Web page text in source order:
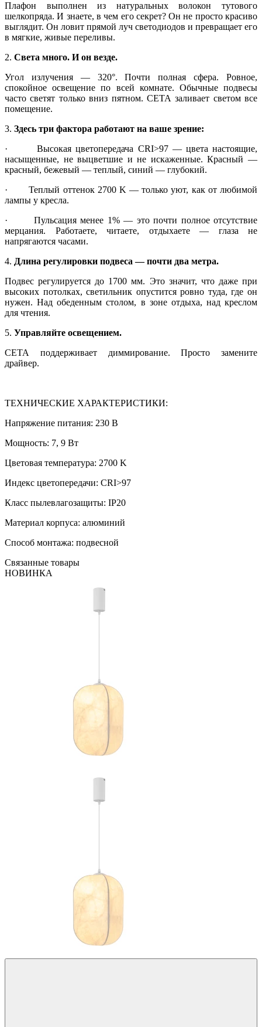
Плафон выполнен из натуральных волокон тутового
шелкопряда. И знаете, в чем его секрет? Он не просто красиво
выглядит. Он ловит прямой луч светодиодов и превращает его
в мягкие, живые переливы.
2. Света много. И он везде.
Угол излучения — 320°. Почти полная сфера. Ровное,
спокойное освещение по всей комнате. Обычные подвесы
часто светят только вниз пятном. СЕТА заливает светом все
помещение.
3. Здесь три фактора работают на ваше зрение:
· Высокая цветопередача CRI>97 — цвета настоящие,
насыщенные, не выцветшие и не искаженные. Красный —
красный, бежевый — теплый, синий — глубокий.
· Теплый оттенок 2700 K — только уют, как от любимой
лампы у кресла.
· Пульсация менее 1% — это почти полное отсутствие
мерцания. Работаете, читаете, отдыхаете — глаза не
напрягаются часами.
4. Длина регулировки подвеса — почти два метра.
Подвес регулируется до 1700 мм. Это значит, что даже при
высоких потолках, светильник опустится ровно туда, где он
нужен. Над обеденным столом, в зоне отдыха, над креслом
для чтения.
5. Управляйте освещением.
СЕТА поддерживает диммирование. Просто замените
драйвер.
ТЕХНИЧЕСКИЕ ХАРАКТЕРИСТИКИ:
Напряжение питания: 230 В
Мощность: 7, 9 Вт
Цветовая температура: 2700 K
Индекс цветопередачи: CRI>97
Класс пылевлагозащиты: IP20
Материал корпуса: алюминий
Способ монтажа: подвесной
Связанные товары
НОВИНКА